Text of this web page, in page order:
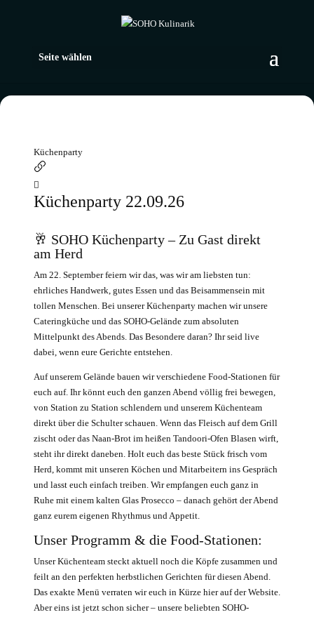
Seite wählen
Küchenparty
Küchenparty 22.09.26
🥂 SOHO Küchenparty – Zu Gast direkt
am Herd
Am 22. September feiern wir das, was wir am liebsten tun:
ehrliches Handwerk, gutes Essen und das Beisammensein mit
tollen Menschen. Bei unserer Küchenparty machen wir unsere
Cateringküche und das SOHO-Gelände zum absoluten
Mittelpunkt des Abends. Das Besondere daran? Ihr seid live
dabei, wenn eure Gerichte entstehen.
Auf unserem Gelände bauen wir verschiedene Food-Stationen für
euch auf. Ihr könnt euch den ganzen Abend völlig frei bewegen,
von Station zu Station schlendern und unserem Küchenteam
direkt über die Schulter schauen. Wenn das Fleisch auf dem Grill
zischt oder das Naan-Brot im heißen Tandoori-Ofen Blasen wirft,
steht ihr direkt daneben. Holt euch das beste Stück frisch vom
Herd, kommt mit unseren Köchen und Mitarbeitern ins Gespräch
und lasst euch einfach treiben. Wir empfangen euch ganz in
Ruhe mit einem kalten Glas Prosecco – danach gehört der Abend
ganz eurem eigenen Rhythmus und Appetit.
Unser Programm & die Food-Stationen:
Unser Küchenteam steckt aktuell noch die Köpfe zusammen und
feilt an den perfekten herbstlichen Gerichten für diesen Abend.
Das exakte Menü verraten wir euch in Kürze hier auf der Website.
Aber eins ist jetzt schon sicher – unsere beliebten SOHO-